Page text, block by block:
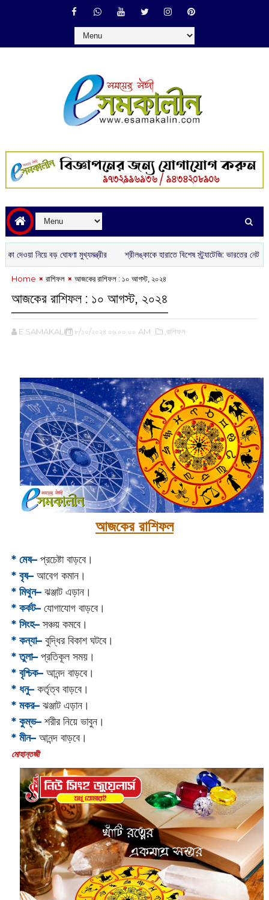
নিয়ে বড় ঘোষণা মুখ্যমন্ত্রীর শ্রীলঙ্কাকে হারাতে বিশেষ স্ট্র্যাটেজি: ভারতের নেট বোলার
Home রাশিফল আজকের রাশিফল : ১০ আগস্ট, ২০২৪
আজকের রাশিফল : ১০ আগস্ট, ২০২৪
E SAMAKALIN ৮/১০/২০২৪ ০৬:০০:০০ AM ,রাশিফল
আজকের রাশিফল
* মেষ–প্রচেষ্টা বাড়বে।
* বৃষ–আবেগ কমান।
* মিথুন–ঝঞ্জাট এড়ান।
* কর্কট–যোগাযোগ বাড়বে।
* সিংহ–সঞ্চয় কমবে।
* কন্যা–বুদ্ধির বিকাশ ঘটবে।
* তুলা–প্রতিকূল সময়।
* বৃশ্চিক–আনন্দ বাড়বে।
* ধনু–কর্তৃত্ব বাড়বে।
* মকর–ঝঞ্জাট এড়ান।‌
* কুম্ভ–শরীর নিয়ে ভাবুন।
* মীন–আনন্দ বাড়বে।
‌মোহান্তজী‌‌‌‌‌‌‌‌‌‌‌‌‌‌‌‌‌